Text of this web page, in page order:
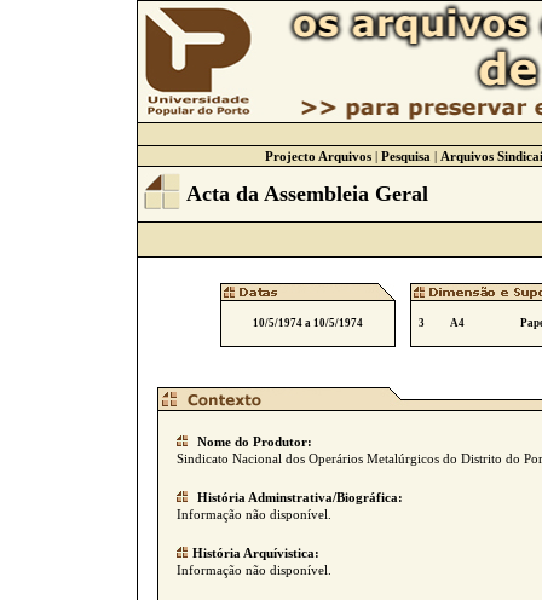
Projecto Arquivos| Pesquisa | Arquivos
Acta da Assembleia Geral
10/5/1974 a 10/5/1974 3 A4
Nome do Produtor:
Sindicato Nacional dos Operários Metalúrgicos do Distrito do
História Adminstrativa/Biográfica:
Informação não disponível.
História Arquívistica:
Informação não disponível.